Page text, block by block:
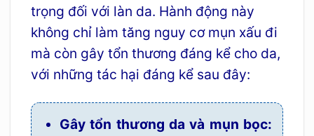
trọng đối với làn da. Hành động này
không chỉ làm tăng nguy cơ mụn xấu đi
mà còn gây tổn thương đáng kể cho da,
với những tác hại đáng kể sau đây:
Gây tổn thương da và mụn bọc: